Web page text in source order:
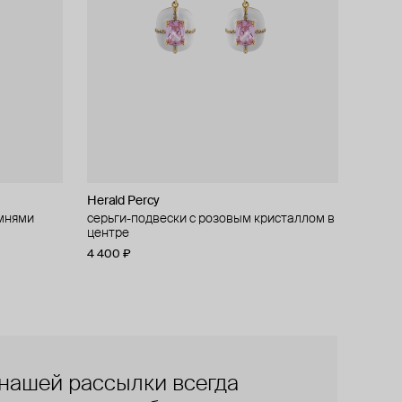
Herald Percy
серьги-подвески с розовым кристаллом в
центре
4 400 ₽
рассылки всегда